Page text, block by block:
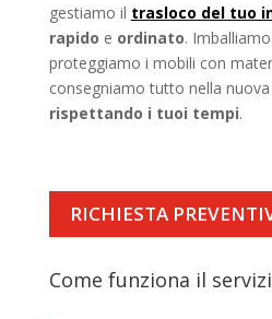
gestiamo il trasloco del tuo
rapido e ordinato.
proteggiamo i mobili con
consegniamo tutto nella
rispettando i tuoi tempi.
RICHIESTA
Come funziona il